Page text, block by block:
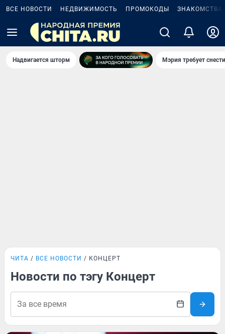
ВСЕ НОВОСТИ НЕДВИЖИМОСТЬ ПРОМОКОДЫ ЗНАКОМСТВА
Надвигается шторм Мэрия требует
ЧИТА ВСЕ НОВОСТИ КОНЦЕРТ
Новости по тэгу Концерт